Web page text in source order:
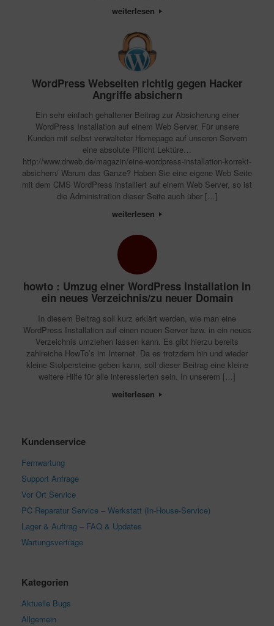
weiterlesen
WordPress Webseiten richtig gegen Hacker
Angriffe absichern
Ein sehr einfach gehaltener Beitrag zur Absicherung einer
WordPress Installation auf einem Web Server. Für unsere
Kunden mit selbst verwalteter Homepage auf unseren Servern
eine absolute Pflicht Lektüre…
http://www.drweb.de/magazin/eine-wordpress-installation-korrekt-
absichern/ Warum das Ganze? Haben Sie eine eigene Web Seite
mit dem CMS WordPress installiert auf einem Web Server, so ist
die Administration dieser Seite auch über […]
weiterlesen
howto : Umzug einer WordPress Installation in
ein neues Verzeichnis/zu neuer Domain
In diesem Beitrag soll kurz erklärt werden, wie man eine
WordPress Installation auf einen neuen Server bzw. in ein neues
Verzeichnis umziehen lassen kann. Es gibt hierzu bereits
zahlreiche HowTo’s im Internet. Da es trotzdem hin und wieder
kleine Stolpersteine geben kann, soll dieser Beitrag eine kleine
weitere Hilfe für alle interessierten sein. In unserem […]
weiterlesen
Kundenservice
Fernwartung
Support Anfrage
Vor Ort Service
PC Reparatur Service – Werkstatt (In-House-Service)
Lager & Auftrag – FAQ & Updates
Wartungsverträge
Kategorien
Aktuelle Bugs
Allgemein